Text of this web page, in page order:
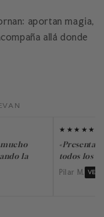
aportan magia,
allá donde
mucho
la
★★★★★
todos los
Pilar M.